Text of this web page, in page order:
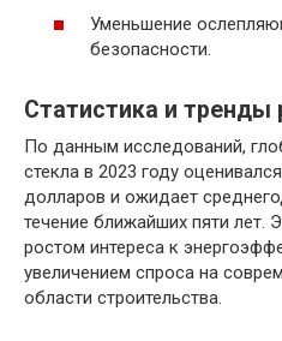
Уменьшение
безопасности.
Статистика и тренды
По данным исследований,
стекла в 2023 году
долларов и ожидает
течение ближайших пяти лет.
ростом интереса к
увеличением спроса на
области строительства.